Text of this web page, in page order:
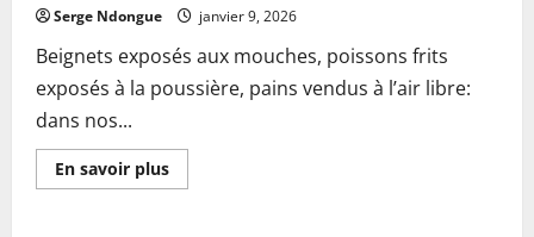
Serge Ndongue janvier 9, 2026
Beignets exposés aux mouches, poissons frits
exposés à la poussière, pains vendus à l’air libre:
dans nos...
En savoir plusEn
savoir